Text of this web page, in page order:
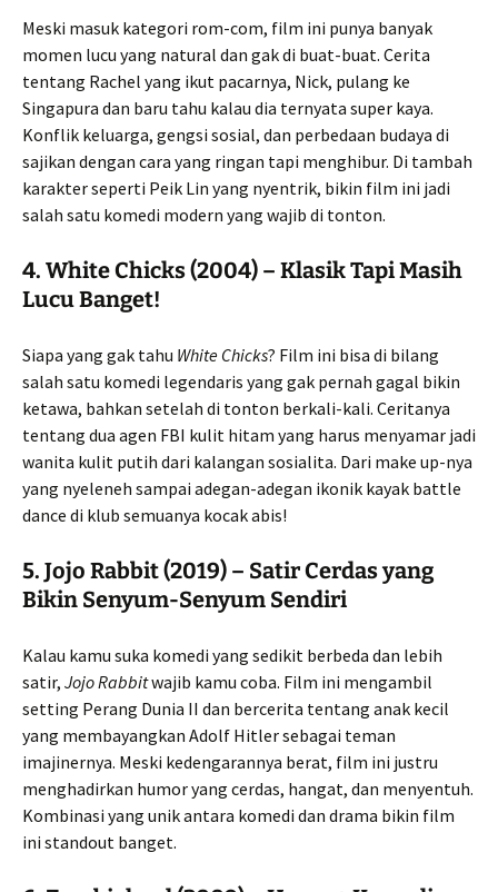
Meski masuk kategori rom-com, film ini punya banyak
momen lucu yang natural dan gak di buat-buat. Cerita
tentang Rachel yang ikut pacarnya, Nick, pulang ke
Singapura dan baru tahu kalau dia ternyata super kaya.
Konflik keluarga, gengsi sosial, dan perbedaan budaya di
sajikan dengan cara yang ringan tapi menghibur. Di tambah
karakter seperti Peik Lin yang nyentrik, bikin film ini jadi
salah satu komedi modern yang wajib di tonton.
4. White Chicks (2004) – Klasik Tapi Masih
Lucu Banget!
Siapa yang gak tahu White Chicks? Film ini bisa di bilang
salah satu komedi legendaris yang gak pernah gagal bikin
ketawa, bahkan setelah di tonton berkali-kali. Ceritanya
tentang dua agen FBI kulit hitam yang harus menyamar jadi
wanita kulit putih dari kalangan sosialita. Dari make up-nya
yang nyeleneh sampai adegan-adegan ikonik kayak battle
dance di klub semuanya kocak abis!
5. Jojo Rabbit (2019) – Satir Cerdas yang
Bikin Senyum-Senyum Sendiri
Kalau kamu suka komedi yang sedikit berbeda dan lebih
satir, Jojo Rabbitwajib kamu coba. Film ini mengambil
setting Perang Dunia II dan bercerita tentang anak kecil
yang membayangkan Adolf Hitler sebagai teman
imajinernya. Meski kedengarannya berat, film ini justru
menghadirkan humor yang cerdas, hangat, dan menyentuh.
Kombinasi yang unik antara komedi dan drama bikin film
ini standout banget.